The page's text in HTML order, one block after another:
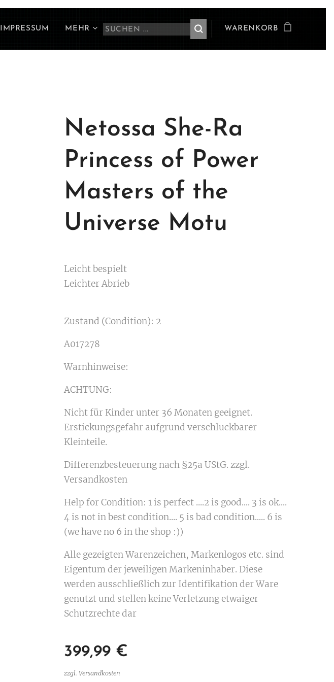
IMPRESSUM MEHR WARENKORB
Netossa She-Ra
Princess of Power
Masters of the
Universe Motu
Leicht bespielt
Leichter Abrieb
Zustand (Condition): 2
A017278
Warnhinweise:
ACHTUNG:
Nicht für Kinder unter 36 Monaten geeignet.
Erstickungsgefahr aufgrund verschluckbarer
Kleinteile.
Differenzbesteuerung nach §25a UStG. zzgl.
Versandkosten
Help for Condition: 1 is perfect ....2 is good.... 3 is ok....
4 is not in best condition.... 5 is bad condition..... 6 is
(we have no 6 in the shop :))
Alle gezeigten Warenzeichen, Markenlogos etc. sind
Eigentum der jeweiligen Markeninhaber. Diese
werden ausschließlich zur Identifikation der Ware
genutzt und stellen keine Verletzung etwaiger
Schutzrechte dar
399,99 €
zzgl. Versandkosten